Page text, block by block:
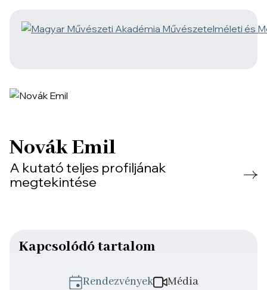
Novák Emil
A kutató teljes profiljának
megtekintése
Kapcsolódó tartalom
Rendezvények Média